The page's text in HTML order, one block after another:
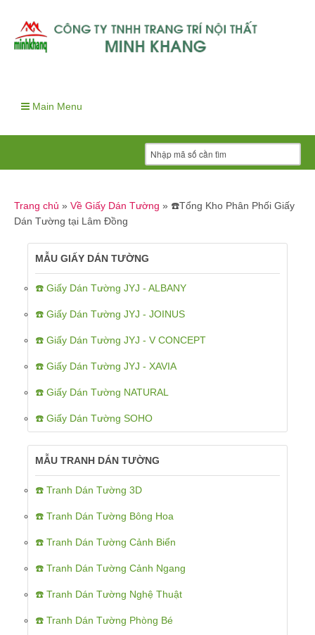
Main Menu
Trang chủ » Về Giấy Dán Tường » ☎️Tổng Kho Phân Phối Giấy
Dán Tường tại Lâm Đồng
MẪU GIẤY DÁN TƯỜNG
☎️ Giấy Dán Tường JYJ - ALBANY
☎️ Giấy Dán Tường JYJ - JOINUS
☎️ Giấy Dán Tường JYJ - V CONCEPT
☎️ Giấy Dán Tường JYJ - XAVIA
☎️ Giấy Dán Tường NATURAL
☎️ Giấy Dán Tường SOHO
MẪU TRANH DÁN TƯỜNG
☎️ Tranh Dán Tường 3D
☎️ Tranh Dán Tường Bông Hoa
☎️ Tranh Dán Tường Cảnh Biển
☎️ Tranh Dán Tường Cảnh Ngang
☎️ Tranh Dán Tường Nghệ Thuật
☎️ Tranh Dán Tường Phòng Bé